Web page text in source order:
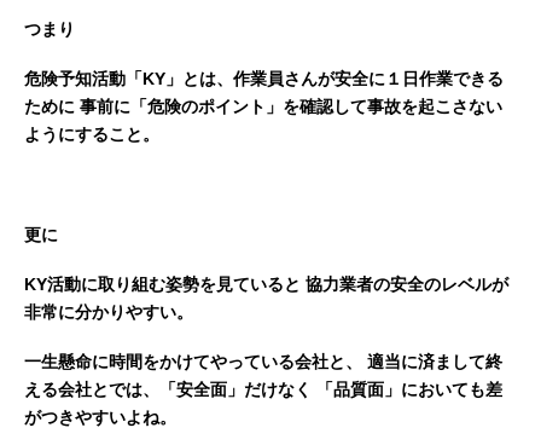
つまり
危険予知活動「KY」とは、作業員さんが安全に１日作業できる
ために 事前に「危険のポイント」を確認して事故を起こさない
ようにすること。
更に
KY活動に取り組む姿勢を見ていると 協力業者の安全のレベルが
非常に分かりやすい。
一生懸命に時間をかけてやっている会社と、
適当に済まして終
える会社とでは、「安全面」だけなく
「品質面」においても差
がつきやすいよね。